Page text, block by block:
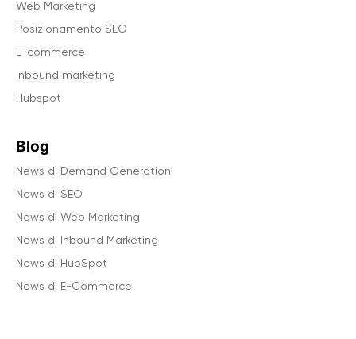
Web Marketing
Posizionamento SEO
E-commerce
Inbound marketing
Hubspot
Blog
News di Demand Generation
News di SEO
News di Web Marketing
News di Inbound Marketing
News di HubSpot
News di E-Commerce